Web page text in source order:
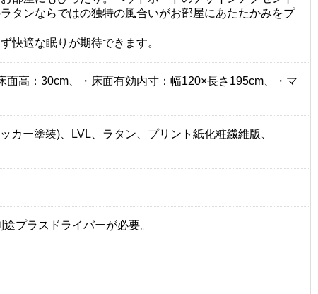
タンならではの独特の風合いがお部屋にあたたかみをプ
快適な眠りが期待できます。
面高：30cm、・床面有効内寸：幅120×長さ195cm、・マ
カー塗装)、LVL、ラタン、プリント紙化粧繊維版、
プラスドライバーが必要。